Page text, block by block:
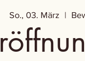
So., 03. März
  |